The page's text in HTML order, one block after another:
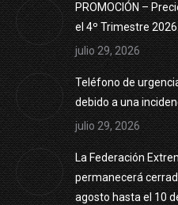
PROMOCIÓN –
el 4º Trimestre
julio 29, 2026
Teléfono de
debido a una
julio 29, 2026
La Federación
permanecerá
agosto hasta el 10